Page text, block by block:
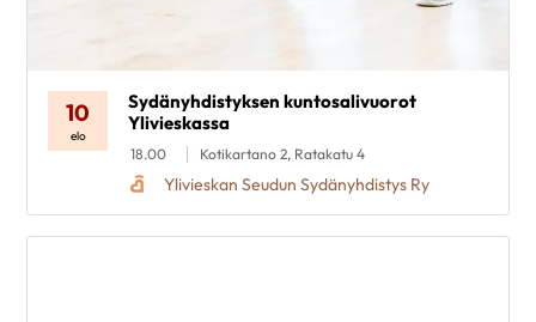
10
elo
Sydänyhdistyksen kuntosalivuorot
Ylivieskassa
18.00 Kotikartano 2, Ratakatu 4
Ylivieskan Seudun Sydänyhdistys Ry